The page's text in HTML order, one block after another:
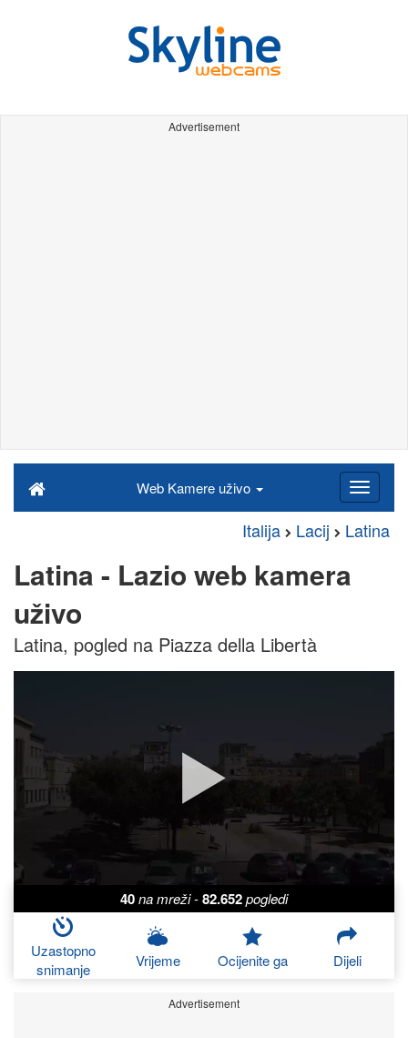
Advertisement
Web Kamere uživo
Italija Lacij Latina
Latina - Lazio web kamera
uživo
Latina, pogled na Piazza della Libertà
40na mreži-82.652pogledi
Uzastopno
snimanje
Vrijeme Ocijenite ga Dijeli
Advertisement